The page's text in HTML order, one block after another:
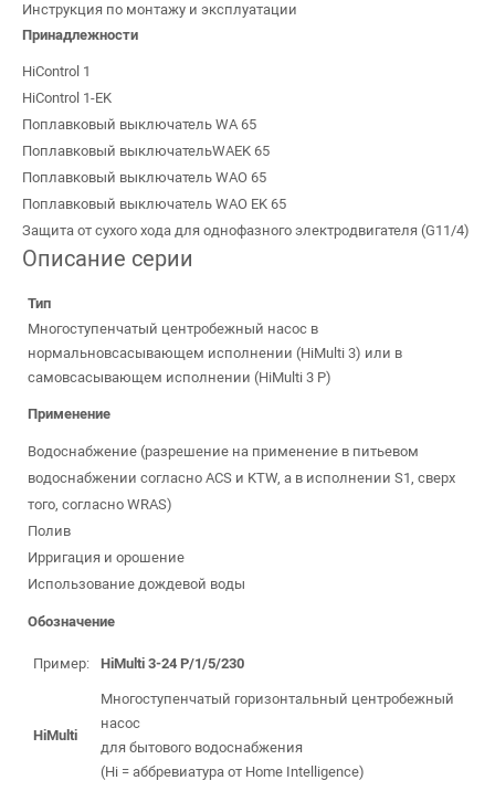
Инструкция по монтажу и эксплуатации
Принадлежности
HiControl 1
HiControl 1-EK
Поплавковый выключатель WA 65
Поплавковый выключательWAEK 65
Поплавковый выключатель WAO 65
Поплавковый выключатель WAO EK 65
Защита от сухого хода для однофазного электродвигателя (G11/4)
Описание серии
Тип
Многоступенчатый центробежный насос в
нормальновсасывающем исполнении (HiMulti 3) или в
самовсасывающем исполнении (HiMulti 3 Р)
Применение
Водоснабжение (разрешение на применение в питьевом
водоснабжении согласно ACS и KTW, а в исполнении S1, сверх
того, согласно WRAS)
Полив
Ирригация и орошение
Использование дождевой воды
Обозначение
Пример: HiMulti 3-24 P/1/5/230
HiMulti
Многоступенчатый горизонтальный центробежный
насос
для бытового водоснабжения
(Hi = аббревиатура от Home Intelligence)